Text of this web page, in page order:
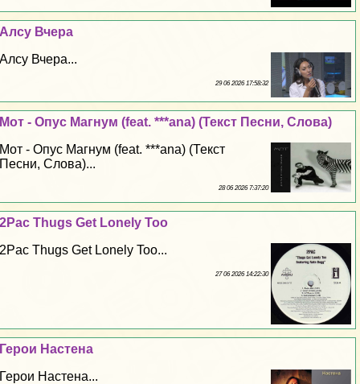
Алсу Вчера
Алсу Вчера...
29 06 2026 17:58:32
Мот - Опус Магнум (feat. ***ana) (Текст Песни, Слова)
Мот - Опус Магнум (feat. ***ana) (Текст
Песни, Слова)...
28 06 2026 7:37:20
2Pac Thugs Get Lonely Too
2Pac Thugs Get Lonely Too...
27 06 2026 14:22:30
Герои Настена
Герои Настена...